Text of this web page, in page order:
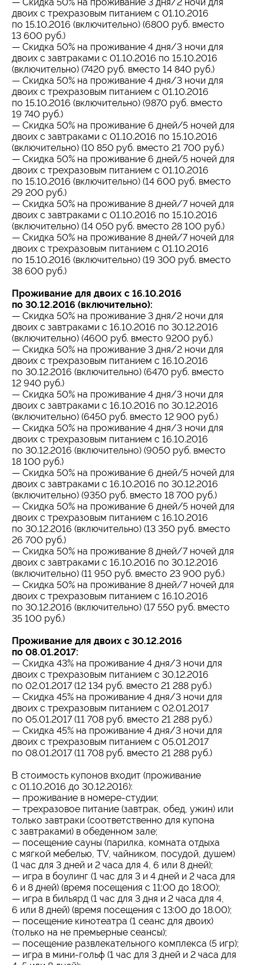
двоих с трехразовым питанием с 01.10.2016
по 15.10.2016 (включительно) (6800 руб. вместо
13 600 руб.)
— Скидка 50% на проживание 4 дня/3 ночи для
двоих с завтраками с 01.10.2016 по 15.10.2016
(включительно) (7420 руб. вместо 14 840 руб.)
— Скидка 50% на проживание 4 дня/3 ночи для
двоих с трехразовым питанием с 01.10.2016
по 15.10.2016 (включительно) (9870 руб. вместо
19 740 руб.)
— Скидка 50% на проживание 6 дней/5 ночей для
двоих с завтраками с 01.10.2016 по 15.10.2016
(включительно) (10 850 руб. вместо 21 700 руб.)
— Скидка 50% на проживание 6 дней/5 ночей для
двоих с трехразовым питанием с 01.10.2016
по 15.10.2016 (включительно) (14 600 руб. вместо
29 200 руб.)
— Скидка 50% на проживание 8 дней/7 ночей для
двоих с завтраками с 01.10.2016 по 15.10.2016
(включительно) (14 050 руб. вместо 28 100 руб.)
— Скидка 50% на проживание 8 дней/7 ночей для
двоих с трехразовым питанием с 01.10.2016
по 15.10.2016 (включительно) (19 300 руб. вместо
38 600 руб.)
Проживание для двоих с 16.10.2016
по 30.12.2016 (включительно):
— Скидка 50% на проживание 3 дня/2 ночи для
двоих с завтраками с 16.10.2016 по 30.12.2016
(включительно) (4600 руб. вместо 9200 руб.)
— Скидка 50% на проживание 3 дня/2 ночи для
двоих с трехразовым питанием с 16.10.2016
по 30.12.2016 (включительно) (6470 руб. вместо
12 940 руб.)
— Скидка 50% на проживание 4 дня/3 ночи для
двоих с завтраками с 16.10.2016 по 30.12.2016
(включительно) (6450 руб. вместо 12 900 руб.)
— Скидка 50% на проживание 4 дня/3 ночи для
двоих с трехразовым питанием с 16.10.2016
по 30.12.2016 (включительно) (9050 руб. вместо
18 100 руб.)
— Скидка 50% на проживание 6 дней/5 ночей для
двоих с завтраками с 16.10.2016 по 30.12.2016
(включительно) (9350 руб. вместо 18 700 руб.)
— Скидка 50% на проживание 6 дней/5 ночей для
двоих с трехразовым питанием с 16.10.2016
по 30.12.2016 (включительно) (13 350 руб. вместо
26 700 руб.)
— Скидка 50% на проживание 8 дней/7 ночей для
двоих с завтраками с 16.10.2016 по 30.12.2016
(включительно) (11 950 руб. вместо 23 900 руб.)
— Скидка 50% на проживание 8 дней/7 ночей для
двоих с трехразовым питанием с 16.10.2016
по 30.12.2016 (включительно) (17 550 руб. вместо
35 100 руб.)
Проживание для двоих с 30.12.2016
по 08.01.2017:
— Скидка 43% на проживание 4 дня/3 ночи для
двоих с трехразовым питанием с 30.12.2016
по 02.01.2017 (12 134 руб. вместо 21 288 руб.)
— Скидка 45% на проживание 4 дня/3 ночи для
двоих с трехразовым питанием с 02.01.2017
по 05.01.2017 (11 708 руб. вместо 21 288 руб.)
— Скидка 45% на проживание 4 дня/3 ночи для
двоих с трехразовым питанием с 05.01.2017
по 08.01.2017 (11 708 руб. вместо 21 288 руб.)
В стоимость купонов входит (проживание
с 01.10.2016 до 30.12.2016):
— проживание в номере-студии;
— трехразовое питание (завтрак, обед, ужин) или
только завтраки (соответственно для купона
с завтраками) в обеденном зале;
— посещение сауны (парилка, комната отдыха
с мягкой мебелью, TV, чайником, посудой, душем)
(1 час для 3 дней и 2 часа для 4, 6 или 8 дней);
— игра в боулинг (1 час для 3 и 4 дней и 2 часа для
6 и 8 дней) (время посещения с 11:00 до 18:00);
— игра в бильярд (1 час для 3 дня и 2 часа для 4,
6 или 8 дней) (время посещения с 13:00 до 18.00);
— посещение кинотеатра (1 сеанс для двоих)
(только на не премьерные сеансы);
— посещение развлекательного комплекса (5 игр);
— игра в мини-гольф (1 час для 3 дней и 2 часа для